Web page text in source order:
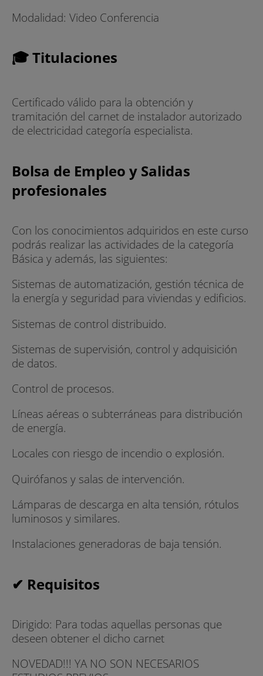
Modalidad: Video Conferencia
🎓 Titulaciones
Certificado válido para la obtención y
tramitación del carnet de instalador autorizado
de electricidad categoría especialista.
Bolsa de Empleo y Salidas
profesionales
Con los conocimientos adquiridos en este curso
podrás realizar las actividades de la categoría
Básica y además, las siguientes:
Sistemas de automatización, gestión técnica de
la energía y seguridad para viviendas y edificios.
Sistemas de control distribuido.
Sistemas de supervisión, control y adquisición
de datos.
Control de procesos.
Líneas aéreas o subterráneas para distribución
de energía.
Locales con riesgo de incendio o explosión.
Quirófanos y salas de intervención.
Lámparas de descarga en alta tensión, rótulos
luminosos y similares.
Instalaciones generadoras de baja tensión.
✔ Requisitos
Dirigido: Para todas aquellas personas que
deseen obtener el dicho carnet
NOVEDAD!!! YA NO SON NECESARIOS